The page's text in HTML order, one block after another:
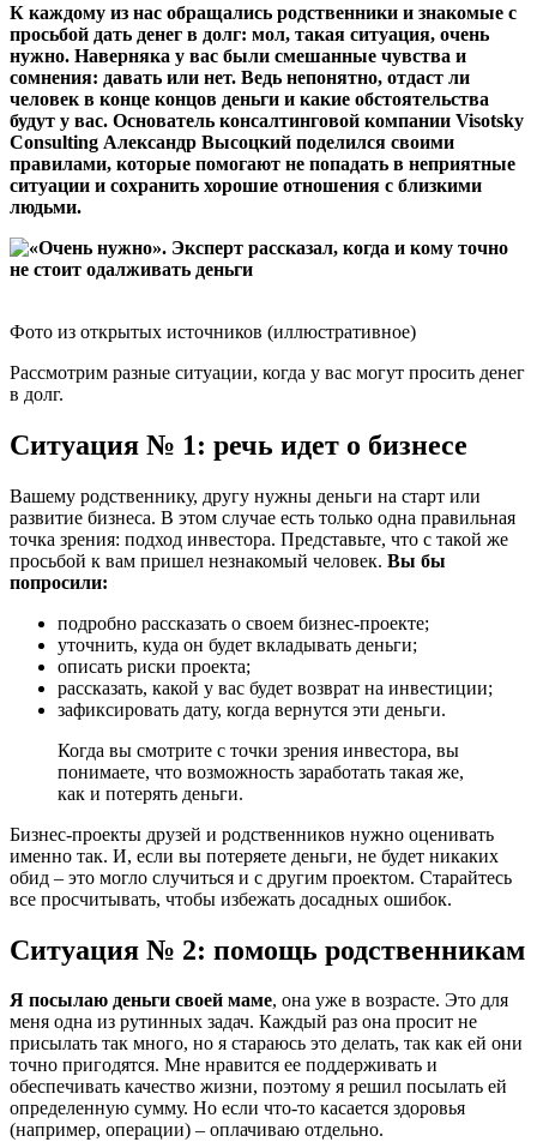
К каждому из нас обращались родственники и знакомые с
просьбой дать денег в долг: мол, такая ситуация, очень
нужно. Наверняка у вас были смешанные чувства и
сомнения: давать или нет. Ведь непонятно, отдаст ли
человек в конце концов деньги и какие обстоятельства
будут у вас. Основатель консалтинговой компании Visotsky
Consulting Александр Высоцкий поделился своими
правилами, которые помогают не попадать в неприятные
ситуации и сохранить хорошие отношения с близкими
людьми.
Фото из открытых источников (иллюстративное)
Рассмотрим разные ситуации, когда у вас могут просить денег
в долг.
Ситуация № 1: речь идет о бизнесе
Вашему родственнику, другу нужны деньги на старт или
развитие бизнеса. В этом случае есть только одна правильная
точка зрения: подход инвестора. Представьте, что с такой же
просьбой к вам пришел незнакомый человек. Вы бы
попросили:
подробно рассказать о своем бизнес-проекте;
уточнить, куда он будет вкладывать деньги;
описать риски проекта;
рассказать, какой у вас будет возврат на инвестиции;
зафиксировать дату, когда вернутся эти деньги.
Когда вы смотрите с точки зрения инвестора, вы
понимаете, что возможность заработать такая же,
как и потерять деньги.
Бизнес-проекты друзей и родственников нужно оценивать
именно так. И, если вы потеряете деньги, не будет никаких
обид – это могло случиться и с другим проектом. Старайтесь
все просчитывать, чтобы избежать досадных ошибок.
Ситуация № 2: помощь родственникам
Я посылаю деньги своей маме, она уже в возрасте. Это для
меня одна из рутинных задач. Каждый раз она просит не
присылать так много, но я стараюсь это делать, так как ей они
точно пригодятся. Мне нравится ее поддерживать и
обеспечивать качество жизни, поэтому я решил посылать ей
определенную сумму. Но если что-то касается здоровья
(например, операции) – оплачиваю отдельно.